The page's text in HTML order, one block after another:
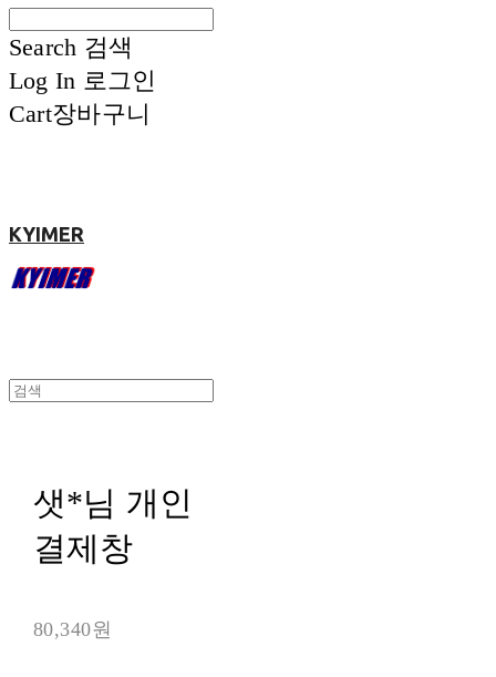
Search 검색
Log In 로그인
Cart장바구니
KYIMER
샛*님 개인
결제창
80,340원